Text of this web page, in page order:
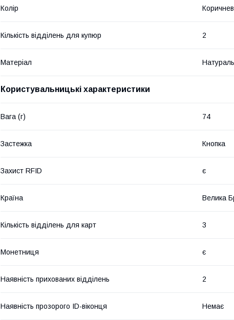
Колір
Кількість відділень для купюр 2
Матеріал
Користувальницькі характеристики
Вага (г) 74
Застежка Кнопка
Захист RFID є
Країна Велика
Кількість відділень для карт 3
Монетниця є
Наявність прихованих відділень 2
Наявність прозорого ID-віконця Немає